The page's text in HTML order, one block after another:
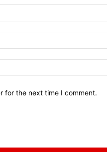
for the next time I comment.